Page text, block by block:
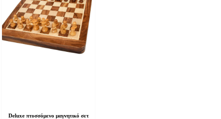
Deluxe πτυσσόμενο μαγνητικό σετ